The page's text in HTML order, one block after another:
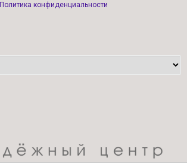
Политика конфиденциальности